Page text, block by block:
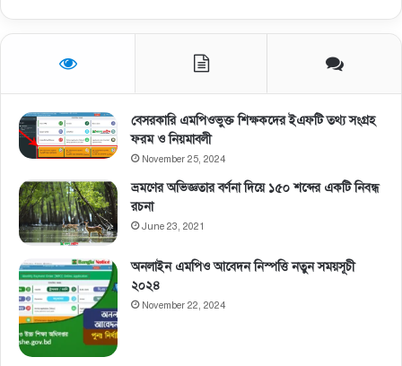
বেসরকারি এমপিওভুক্ত শিক্ষকদের ইএফটি তথ্য সংগ্রহ
ফরম ও নিয়মাবলী
November 25, 2024
ভ্রমণের অভিজ্ঞতার বর্ণনা দিয়ে ১৫০ শব্দের একটি নিবন্ধ
রচনা
June 23, 2021
অনলাইন এমপিও আবেদন নিস্পত্তি নতুন সময়সূচী
২০২৪
November 22, 2024